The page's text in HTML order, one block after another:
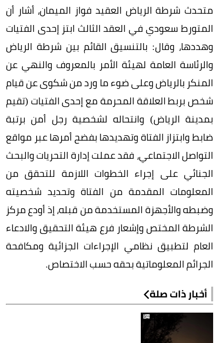
متحدث شرطة الرياض العقيد فواز الميمان، أشار أن
المتورط سعودي في العقد الثالث ابتز إحدى الفتيات
وهددها، وقال: بالتنسيق القائم بين شرطة الرياض
والرئاسة العامة لهيئة الأمر بالمعروف والنهي عن
المنكر بالرياض وعلى ضوء ما ورد من شكوى عن قيام
شخص بربط العلاقة المحرمة مع إحدى الفتيات (تقيم
بمدينة الرياض) وانتحاله لشخصية رجل أمن برتبة
ضابط وابتزاز الفتاة وتهديدها بفضح أمرها عبر مواقع
التواصل الاجتماعي، فقد عملت إدارة التحريات والبحث
الجنائي على إجراء الخطوات اللازمة للتحقق من
المعلومات المقدمة من الفتاة وتحديد شخصيته
وضبطه والأجهزة المستخدمة من قبله، إذ أودع مركز
الشرطة المختص وإشعار فرع هيئة التحقيق والادعاء
العام لتطبيق نظامي الإجراءات الجزائية ومكافحة
الجرائم المعلوماتية بحقه حسب الاختصاص.
أخبار ذات صلة